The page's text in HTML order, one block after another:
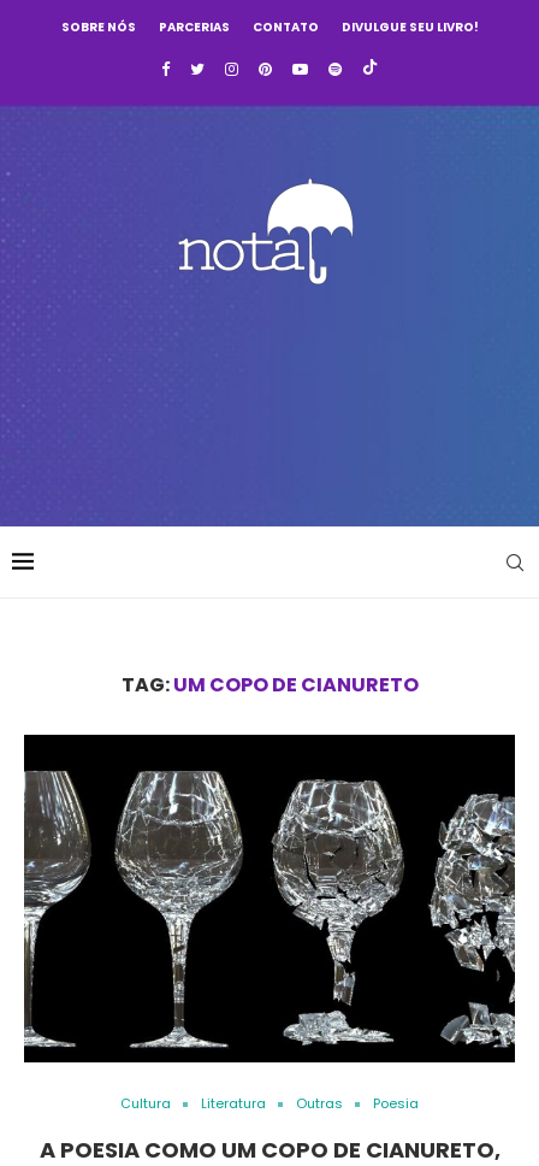
SOBRE NÓS PARCERIAS CONTATO DIVULGUE SEU LIVRO!
TAG:UM COPO DE CIANURETO
Cultura Literatura Outras Poesia
A POESIA COMO UM COPO DE CIANURETO,